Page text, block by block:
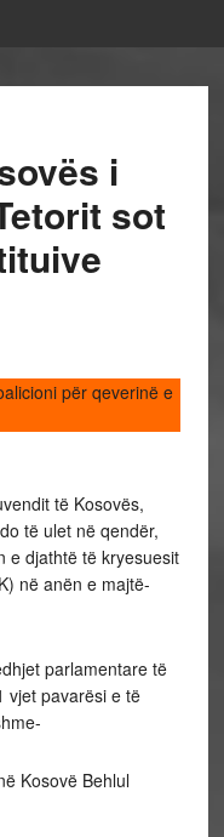
i
sot
për qeverinë e
të Kosovës,
të ulet në qendër,
e djathtë të kryesuesit
në anën e majtë-
parlamentare të
vjet pavarësi e të
Kosovë Behlul